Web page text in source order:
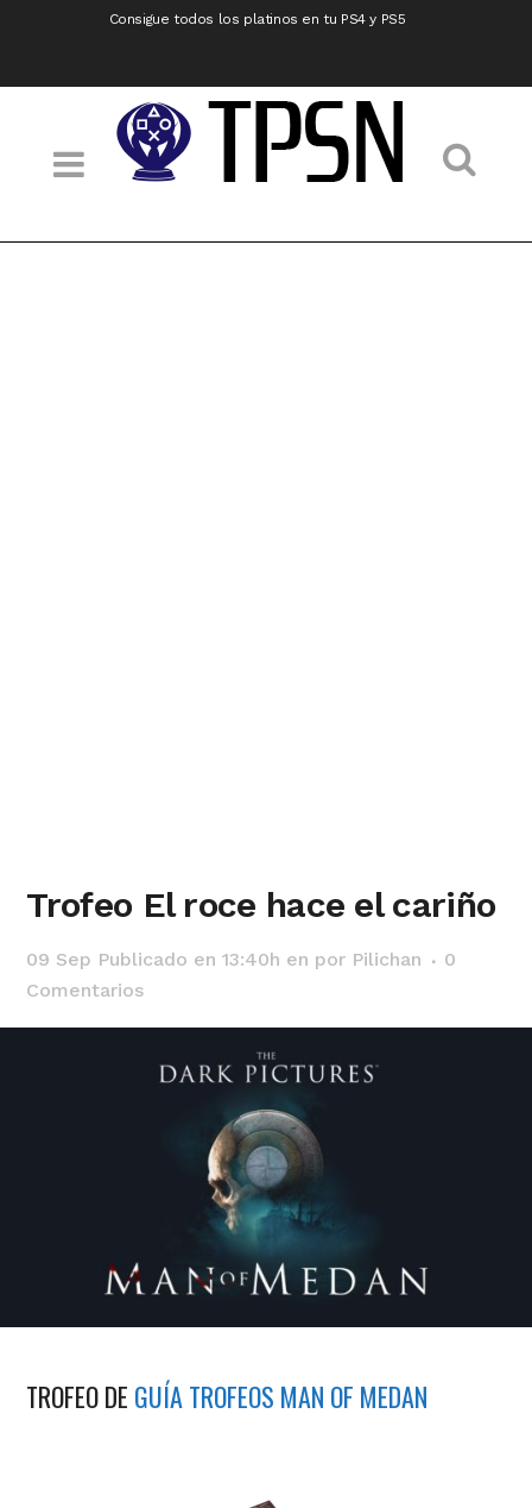
Consigue todos los platinos en tu PS4 y PS5
Trofeo El roce hace el cariño
09 Sep Publicado en 13:40h en por Pilichan
0
Comentarios
TROFEO DE GUÍA TROFEOS MAN OF MEDAN